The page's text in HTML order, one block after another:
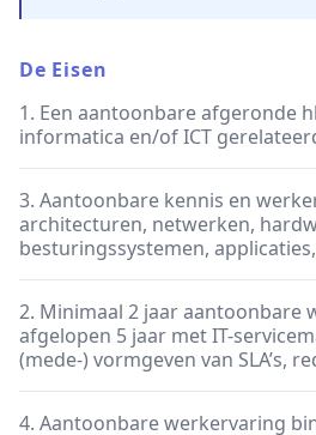
De Eisen
1. Een aantoonbare afgeronde
informatica en/of ICT
3. Aantoonbare kennis en
architecturen, netwerken,
besturingssystemen,
2. Minimaal 2 jaar aantoonbare
afgelopen 5 jaar met IT-
(mede-) vormgeven van SLA’s,
4. Aantoonbare werkervaring